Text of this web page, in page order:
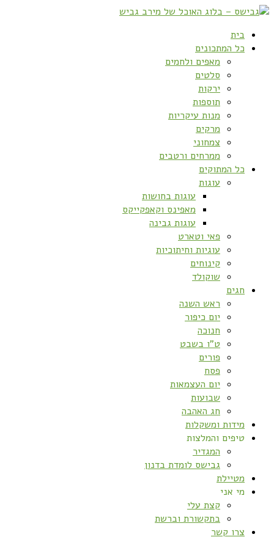
בית
כל המתכונים
מאפים ולחמים
סלטים
ירקות
תוספות
מנות עיקריות
מרקים
צמחוני
ממרחים ורטבים
כל המתוקים
עוגות
עוגות בחושות
מאפינס וקאפקייקס
עוגות גבינה
פאי וטארט
עוגיות וחיתוכיות
קינוחים
שוקולד
חגים
ראש השנה
יום כיפור
חנוכה
ט”ו בשבט
פורים
פסח
יום העצמאות
שבועות
חג האהבה
מידות ומשקלות
טיפים והמלצות
המגדיר
גבישס לומדת בדנון
מטיילת
מי אני
קצת עלי
בתקשורת וברשת
צרו קשר